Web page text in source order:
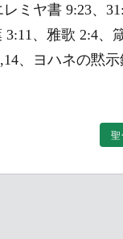
ミヤ書 9:23、
3:11、雅歌 2:4、
、ヨハネの黙
聖